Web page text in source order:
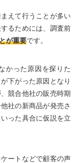
えて行うことが多い
るためには、調査前
が重要です。
かった原因を探りた
下がった原因となり
競合他社の販売時期
社の新商品が発売さ
った具合に仮説を立
ートなどで顧客の声